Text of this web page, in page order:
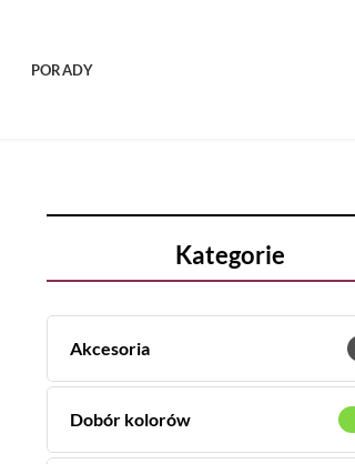
PORADY
Kategorie
Akcesoria
Dobór kolorów